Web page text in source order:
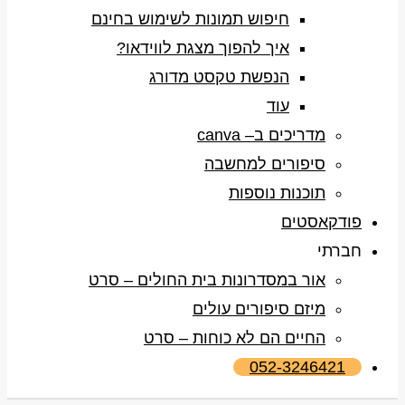
חיפוש תמונות לשימוש בחינם
איך להפוך מצגת לווידאו?
הנפשת טקסט מדורג
עוד
מדריכים ב– canva
סיפורים למחשבה
תוכנות נוספות
פודקאסטים
חברתי
אור במסדרונות בית החולים – סרט
מיזם סיפורים עולים
החיים הם לא כוחות – סרט
052-3246421